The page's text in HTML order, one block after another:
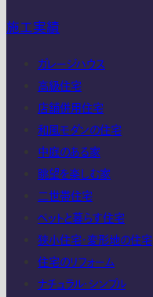
施工実績
ガレージハウス
高級住宅
店舗併用住宅
和風モダンの住宅
中庭のある家
眺望を楽しむ家
二世帯住宅
ペットと暮らす住宅
狭小住宅・変形地の住宅
住宅のリフォーム
ナチュラル・シンプル